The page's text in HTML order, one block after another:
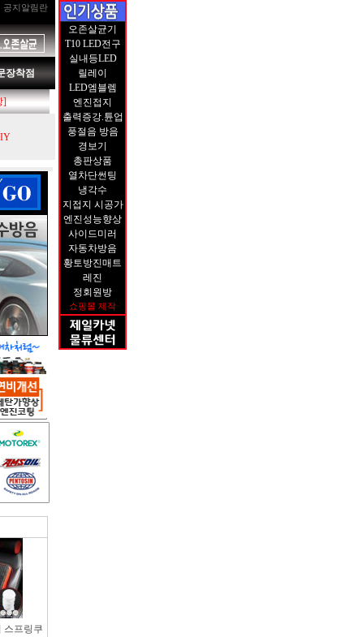
공지알림란
장착점
]
스프링쿠
오존살균기
T10 LED전구
실내등LED
릴레이
LED엠블렘
엔진접지
출력증강.튠업
풍절음 방음
경보기
총판상품
열차단썬팅
냉각수
지접지 시공가
엔진성능향상
사이드미러
자동차방음
황토방진매트
레진
정회원방
쇼핑몰 제작